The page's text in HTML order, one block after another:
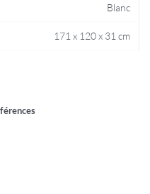
Blanc
171 x 120 x 31 cm